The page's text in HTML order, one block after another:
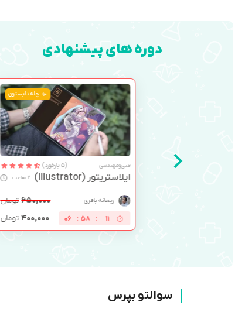
دوره های پیشنهادی
چله تابستون
فنی‌ومهندسی (17 بازخورد)
اکسل (Excel) 3 ساعت
آرش سلیمانی ۵۵۰,۰۰۰ تومان
10
:
58
:
06 ۳۰۰,۰۰۰ تومان
سوالتو بپرس